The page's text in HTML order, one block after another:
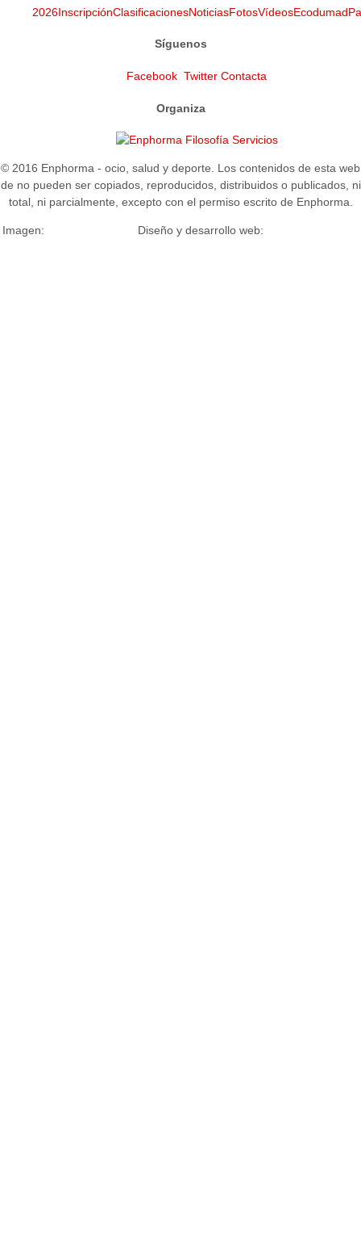
2026InscripciónClasificacionesNoticiasFotosVídeosEcodumad
Síguenos
Facebook Twitter Contacta
Organiza
Filosofía Servicios
© 2016 Enphorma - ocio, salud y deporte. Los contenidos de esta web
de no pueden ser copiados, reproducidos, distribuidos o publicados, ni
total, ni parcialmente, excepto con el permiso escrito de Enphorma.
Imagen: Diseño y desarrollo web: